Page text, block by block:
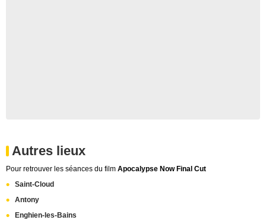
Autres lieux
Pour retrouver les séances du film Apocalypse Now Final Cut
Saint-Cloud
Antony
Enghien-les-Bains